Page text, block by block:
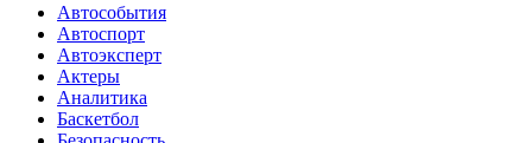
Автособытия
Автоспорт
Автоэксперт
Актеры
Аналитика
Баскетбол